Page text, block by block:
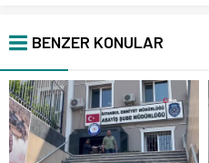
BENZER KONULAR